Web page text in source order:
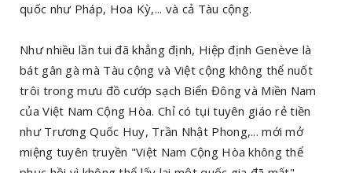
quốc như Pháp, Hoa Kỳ,... và cả Tàu cộng.
Như nhiều lần tui đã khẳng định, Hiệp định Genève là
bát gân gà mà Tàu cộng và Việt cộng không thể nuốt
trôi trong mưu đồ cướp sạch Biển Đông và Miền Nam
của Việt Nam Cộng Hòa. Chỉ có tụi tuyên giáo rẻ tiền
như Trương Quốc Huy, Trần Nhật Phong,... mới mở
miệng tuyên truyền "Việt Nam Cộng Hòa không thể